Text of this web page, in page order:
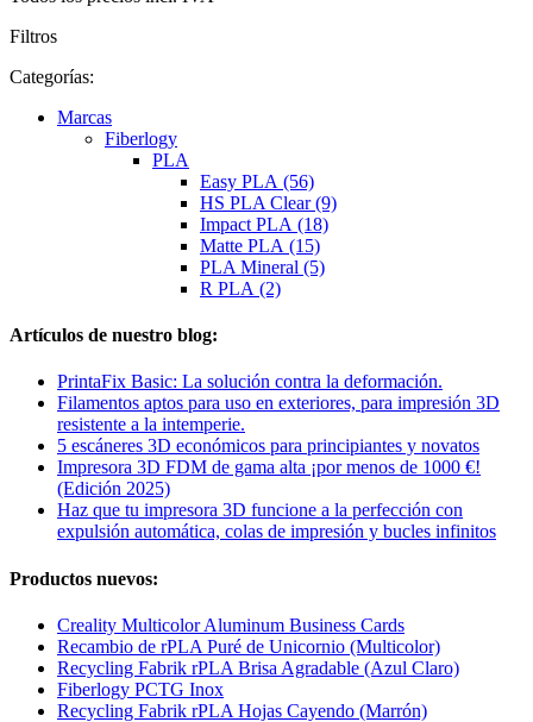
Filtros
Categorías:
Marcas
Fiberlogy
PLA
Easy PLA (56)
HS PLA Clear (9)
Impact PLA (18)
Matte PLA (15)
PLA Mineral (5)
R PLA (2)
Artículos de nuestro blog:
PrintaFix Basic: La solución contra la deformación.
Filamentos aptos para uso en exteriores, para impresión 3D
resistente a la intemperie.
5 escáneres 3D económicos para principiantes y novatos
Impresora 3D FDM de gama alta ¡por menos de 1000 €!
(Edición 2025)
Haz que tu impresora 3D funcione a la perfección con
expulsión automática, colas de impresión y bucles infinitos
Productos nuevos:
Creality Multicolor Aluminum Business Cards
Recambio de rPLA Puré de Unicornio (Multicolor)
Recycling Fabrik rPLA Brisa Agradable (Azul Claro)
Fiberlogy PCTG Inox
Recycling Fabrik rPLA Hojas Cayendo (Marrón)